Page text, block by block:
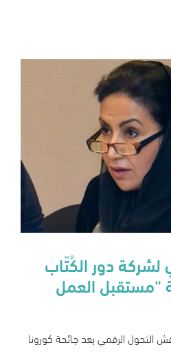
لشركة دور الكُتّاب
العمل
التحول الرقمي بعد جائحة كورونا